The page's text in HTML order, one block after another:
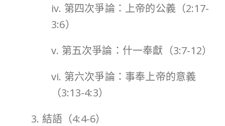
iv. 第四次爭論：上帝的公義（2:17-
3:6）
v. 第五次爭論：什一奉獻（3:7-12）
vi. 第六次爭論：事奉上帝的意義
（3:13-4:3）
3. 結語（4:4-6）